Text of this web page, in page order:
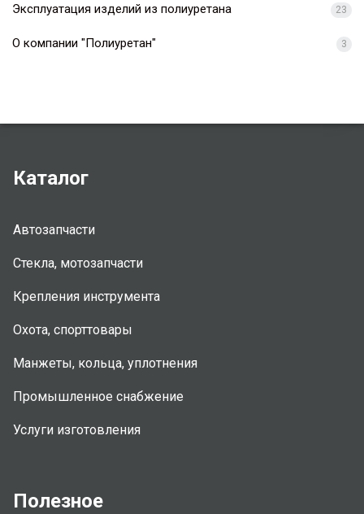
Эксплуатация изделий из полиуретана 23
О компании "Полиуретан" 3
Каталог
Автозапчасти
Стекла, мотозапчасти
Крепления инструмента
Охота, спорттовары
Манжеты, кольца, уплотнения
Промышленное снабжение
Услуги изготовления
Полезное